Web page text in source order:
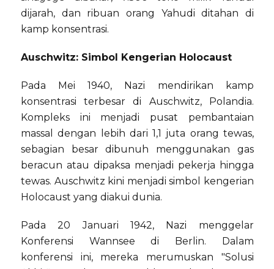
dijarah, dan ribuan orang Yahudi ditahan di
kamp konsentrasi.
Auschwitz: Simbol Kengerian Holocaust
Pada Mei 1940, Nazi mendirikan kamp
konsentrasi terbesar di Auschwitz, Polandia.
Kompleks ini menjadi pusat pembantaian
massal dengan lebih dari 1,1 juta orang tewas,
sebagian besar dibunuh menggunakan gas
beracun atau dipaksa menjadi pekerja hingga
tewas. Auschwitz kini menjadi simbol kengerian
Holocaust yang diakui dunia.
Pada 20 Januari 1942, Nazi menggelar
Konferensi Wannsee di Berlin. Dalam
konferensi ini, mereka merumuskan "Solusi